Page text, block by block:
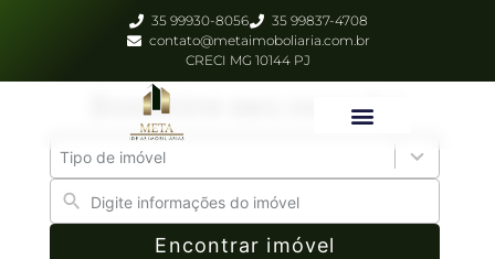
35 99930-8056
35 99837-4708
contato@metaimoboliaria.com.br
CRECI MG 10144 PJ
Encontre seu novo lar
13
results
Encontrar imóvel